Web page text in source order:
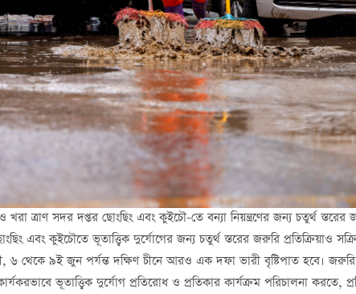
ও খরা ত্রাণ সদর দপ্তর ছোংছিং এবং কুইচৌ-তে বন্যা নিয়ন্ত্রণের জন্য চতুর্থ স্তরের
এবং কুইচৌতে ভূতাত্ত্বিক দুর্যোগের জন্য চতুর্থ স্তরের জরুরি প্রতিক্রিয়াও
থেকে ৯ই জুন পর্যন্ত দক্ষিণ চীনে আরও এক দফা ভারী বৃষ্টিপাত হবে। জরুরি
ভূতাত্ত্বিক দুর্যোগ প্রতিরোধ ও প্রতিকার কার্যক্রম পরিচালনা করতে,